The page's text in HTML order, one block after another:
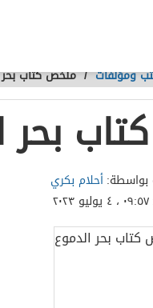
ومؤلفات /ملخص كتاب
بحر
بواسطة:أحلام بكري
٠٩:٥٧ ، ٤ يوليو ٢٠٢٣